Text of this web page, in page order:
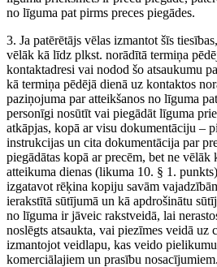
no līguma pat pirms preces piegādes.
3. Ja patērētājs vēlas izmantot šīs
vēlāk kā līdz plkst. norādītā termiņa
kontaktadresi vai nodod šo atsaukumu
kā termiņa pēdējā dienā uz kontaktos
paziņojuma par atteikšanos no līguma
personīgi nosūtīt vai piegādāt līguma
atkāpjas, kopā ar visu dokumentāciju –
instrukcijas un cita dokumentācija par
piegādātas kopā ar precēm, bet ne
atteikuma dienas (likuma 10. § 1.
izgatavot rēķina kopiju savām
ierakstītā sūtījumā un kā apdrošinātu
no līguma ir jāveic rakstveidā, lai
noslēgts atsaukta, vai piezīmes veidā uz
izmantojot veidlapu, kas veido
komerciālajiem un prasību nosacījumiem.